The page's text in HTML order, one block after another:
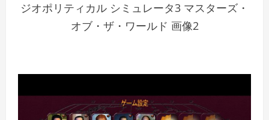
ジオポリティカル シミュレータ3 マスターズ・
オブ・ザ・ワールド 画像2